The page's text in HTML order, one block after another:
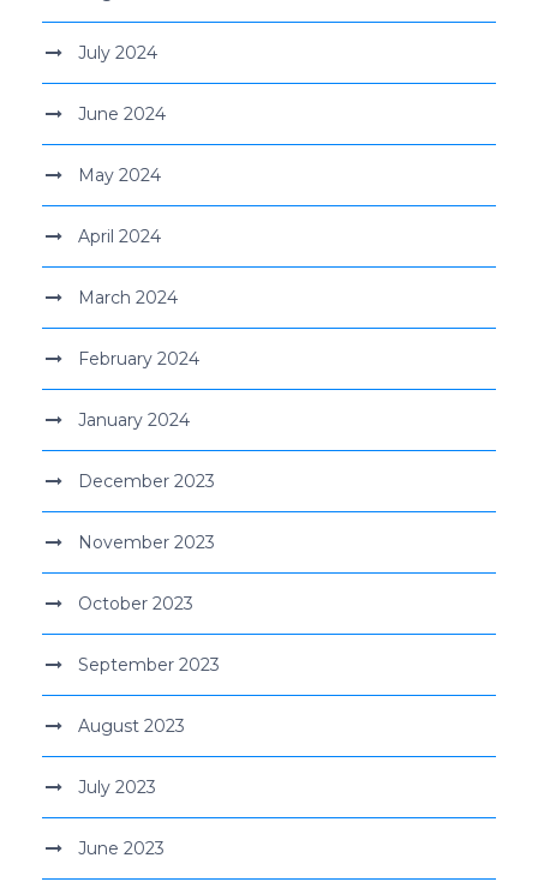
July 2024
June 2024
May 2024
April 2024
March 2024
February 2024
January 2024
December 2023
November 2023
October 2023
September 2023
August 2023
July 2023
June 2023